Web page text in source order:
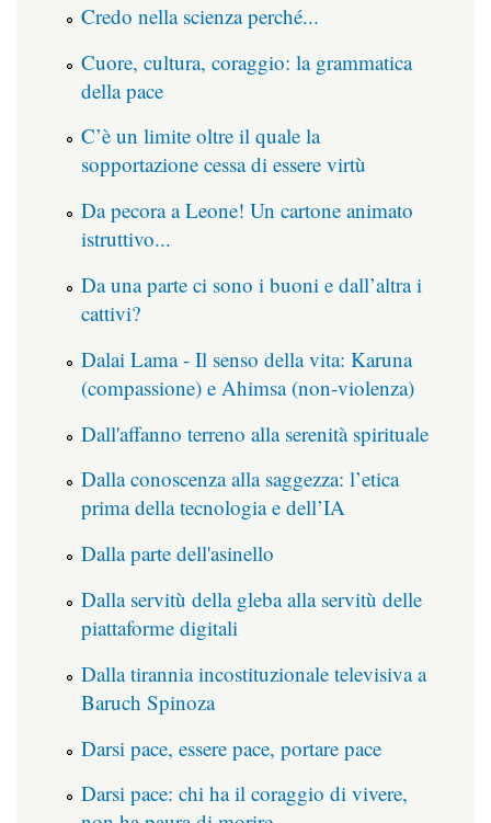
Credo nella scienza perché...
Cuore, cultura, coraggio: la grammatica
della pace
C’è un limite oltre il quale la
sopportazione cessa di essere virtù
Da pecora a Leone! Un cartone animato
istruttivo...
Da una parte ci sono i buoni e dall’altra i
cattivi?
Dalai Lama - Il senso della vita: Karuna
(compassione) e Ahimsa (non-violenza)
Dall'affanno terreno alla serenità spirituale
Dalla conoscenza alla saggezza: l’etica
prima della tecnologia e dell’IA
Dalla parte dell'asinello
Dalla servitù della gleba alla servitù delle
piattaforme digitali
Dalla tirannia incostituzionale televisiva a
Baruch Spinoza
Darsi pace, essere pace, portare pace
Darsi pace: chi ha il coraggio di vivere,